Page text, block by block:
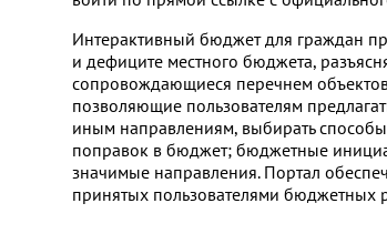
Интерактивный бюджет для граждан
и дефиците местного бюджета,
сопровождающиеся перечнем
позволяющие пользователям
иным направлениям, выбирать способы
поправок в бюджет; бюджетные
значимые направления. Портал
принятых пользователями бюджетных